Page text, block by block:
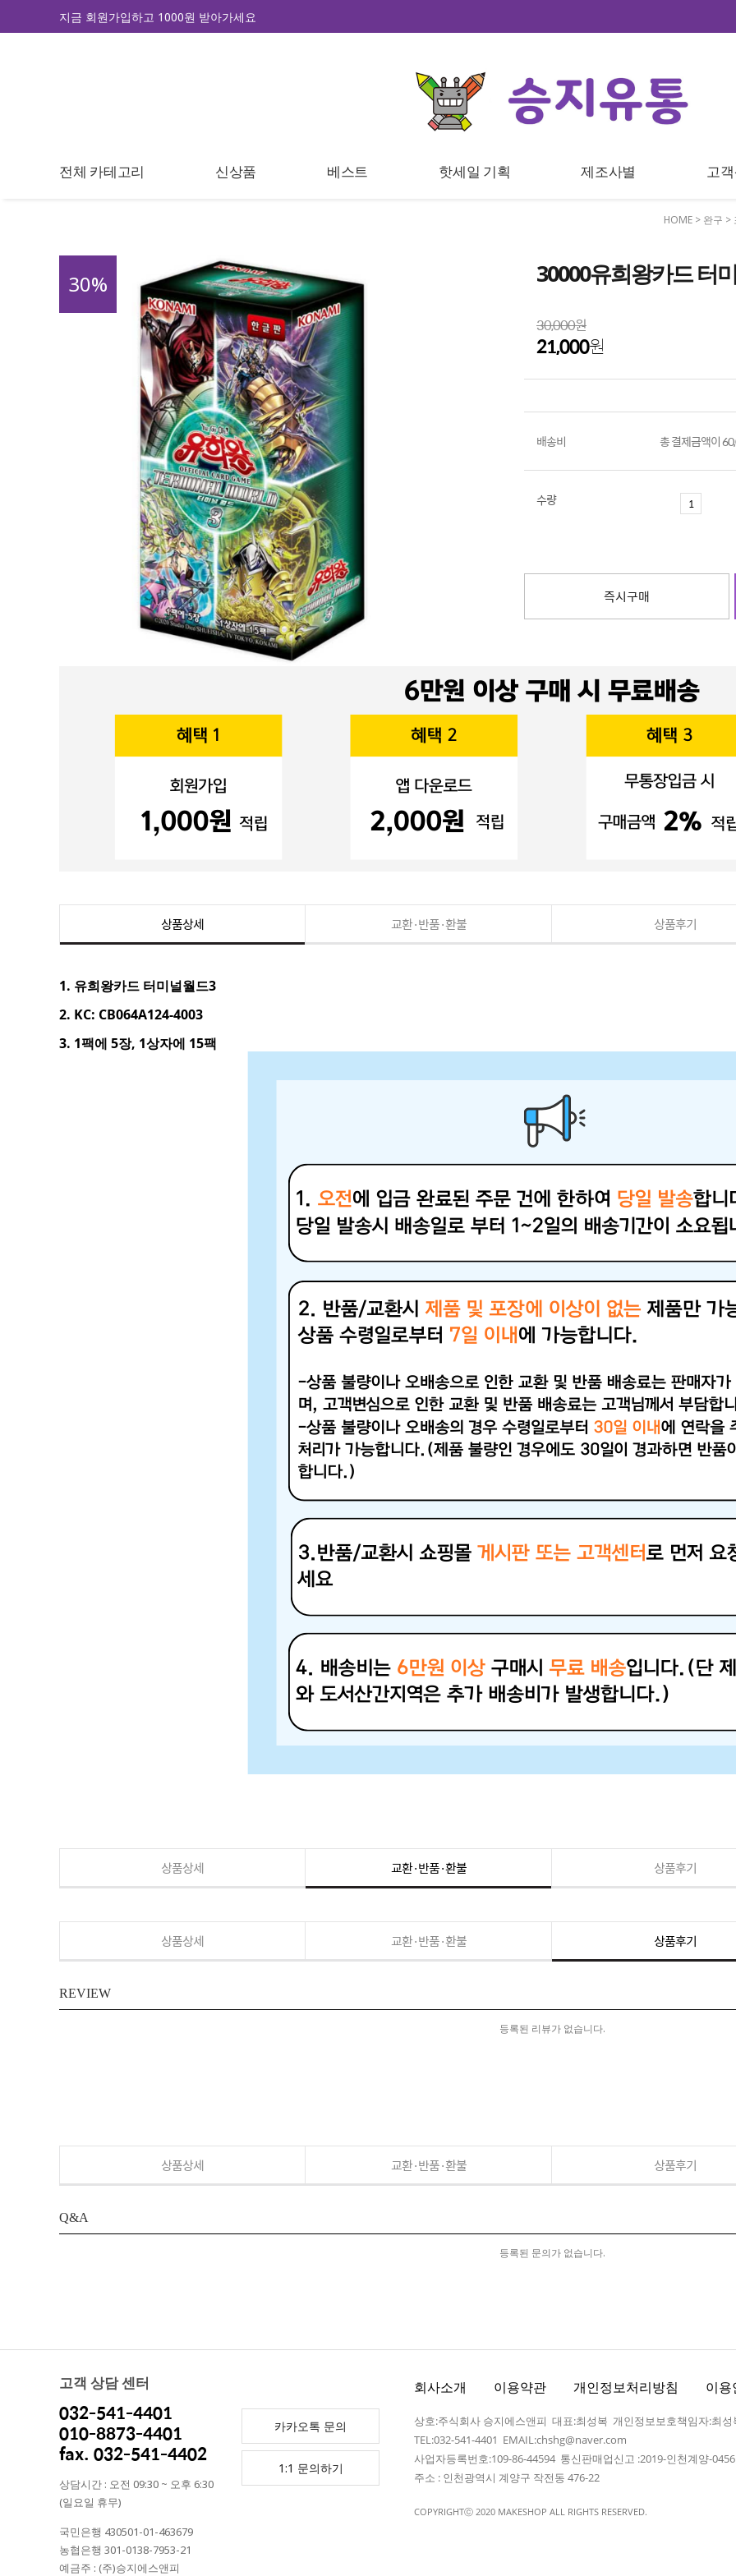
지금 회원가입하고 1000원 받아가세요
전체 카테고리 신상품 베스트 핫세일 기획 제조사별 고
HOME > 완구 >
30% 30000유희왕카드 터
30,000원
21,000원
배송비 총 결제금액이
수량
즉시구매
상품상세 교환·반품·환불 상품후기
1. 유희왕카드 터미널월드3
2. KC: CB064A124-4003
3. 1팩에 5장, 1상자에 15팩
상품상세 교환·반품·환불 상품후기
상품상세 교환·반품·환불 상품후기
REVIEW
등록된 리뷰가 없습니다.
상품상세 교환·반품·환불 상품후기
Q&A
등록된 문의가 없습니다.
고객 상담 센터
032-541-4401
010-8873-4401
fax. 032-541-4402
상담시간 : 오전 09:30 ~ 오후 6:30
(일요일 휴무)
국민은행 430501-01-463679
농협은행 301-0138-7953-21
예금주 : (주)승지에스앤피
카카오톡 문의
1:1 문의하기
회사소개 이용약관 개인정보처리방침 이용
상호:주식회사 승지에스앤피 대표:최성복 개인정보보호책임자:최성
TEL:032-541-4401 EMAIL:chshg@naver.com
사업자등록번호:109-86-44594 통신판매업신고 :2019-인천계양-
주소 : 인천광역시 계양구 작전동 476-22
COPYRIGHTⓒ 2020 MAKESHOP ALL RIGHTS RESERVED.